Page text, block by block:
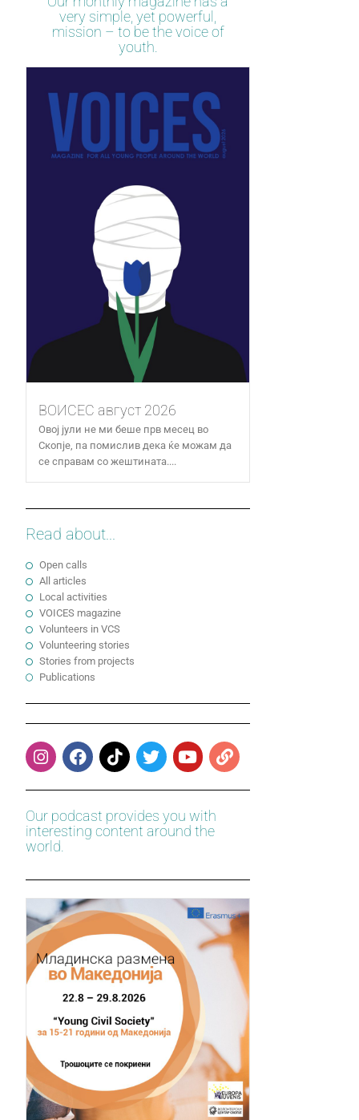
very simple, yet powerful,
mission – to be the voice of
youth.
ВОИСЕС август 2026
Овој јули не ми беше прв месец во
Скопје, па помислив дека ќе можам да
се справам со жештината....
Read about...
Open calls
All articles
Local activities
VOICES magazine
Volunteers in VCS
Volunteering stories
Stories from projects
Publications
Our podcast provides you with
interesting content around the
world.